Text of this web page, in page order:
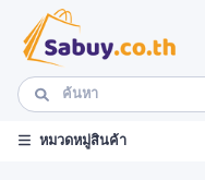
หมวดหมู่สินค้า